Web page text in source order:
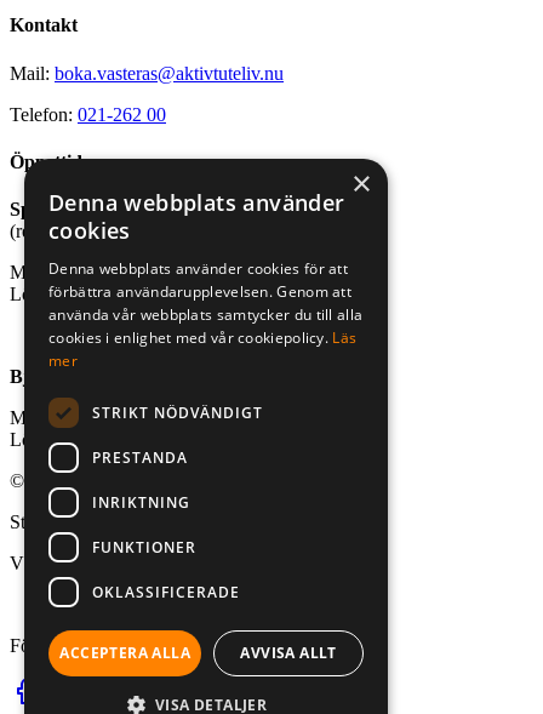
Kontakt
Mail: boka.vasteras@aktivtuteliv.nu
Telefon: 021-262 00
Öppettider
Sport- och friluftsbutik
(reception stugby och bastu)
Mån-fre, kl. 10.00-18.00
Lör-sön, kl. 10.00-16.00
Björnögårdens café
Mån-fre, kl. 10.00-18.00
Lör-sön, kl. 10.00-18.00
© 2026 Aktivt Uteliv. All Rights Reserved
Stad:
Västerås
Följ oss på:
×
Denna webbplats använder
cookies
Denna webbplats använder cookies för att
förbättra användarupplevelsen. Genom att
använda vår webbplats samtycker du till alla
cookies i enlighet med vår cookiepolicy. Läs
mer
STRIKT NÖDVÄNDIGT
PRESTANDA
INRIKTNING
FUNKTIONER
OKLASSIFICERADE
ACCEPTERA ALLA AVVISA ALLT
VISA DETALJER